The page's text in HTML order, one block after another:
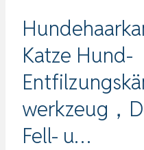
Katze Hund-
werkzeug，
Fell- u…